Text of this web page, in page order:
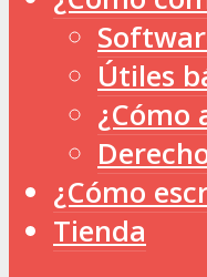
Útiles
¿Cómo
¿Cómo
Tienda